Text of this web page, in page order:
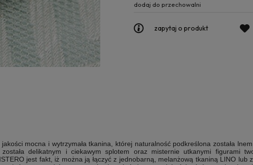
dodaj do przechowalni
zapytaj o produkt
mocna i wytrzymała tkanina, której naturalność podkreślona została lnem
delikatnym i ciekawym splotem oraz misternie utkanymi figurami
jest fakt, iż można ją łączyć z jednobarną, melanżową tkaniną LINO lub